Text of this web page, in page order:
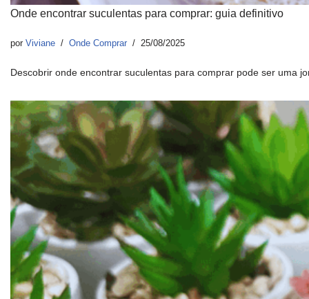
Onde encontrar suculentas para comprar: guia definitivo
por Viviane Onde Comprar 25/08/2025
Descobrir onde encontrar suculentas para comprar pode ser uma